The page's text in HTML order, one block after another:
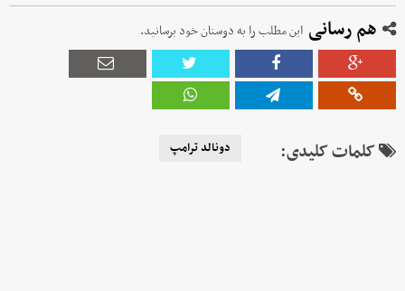
هم رسانی این مطلب را به دوستان خود برسانید.
کلمات کلیدی: دونالد ترامپ